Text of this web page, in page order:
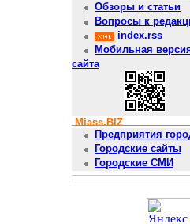
Обзоры и статьи
Вопросы к
index.rss
Мобильная
сайта
Miass.BIZ
Предприятия
Городские сайты
Городские СМИ